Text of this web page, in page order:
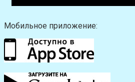
Мобильное приложение: